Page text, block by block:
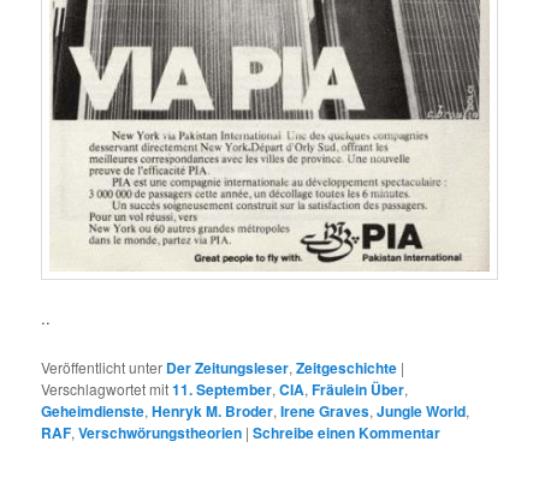
..
Veröffentlicht unter Der Zeitungsleser,Zeitgeschichte |
Verschlagwortet mit11. September,CIA,Fräulein Über,
Geheimdienste,Henryk M. Broder,Irene Graves,Jungle World,
RAF,Verschwörungstheorien |Schreibe einen Kommentar